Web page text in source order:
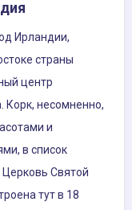
Ирландии,
страны
центр
Корк, несомненно,
и
в список
Церковь Святой
тут в 18